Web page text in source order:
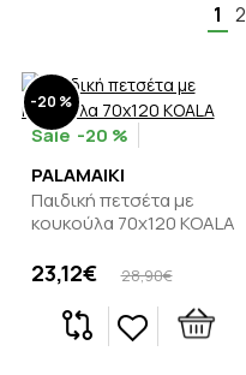
1 2
-20 %
-20 %
PALAMAIKI
Παιδική πετσέτα με
κουκούλα 70x120 KOALA
28,90€
23,12€